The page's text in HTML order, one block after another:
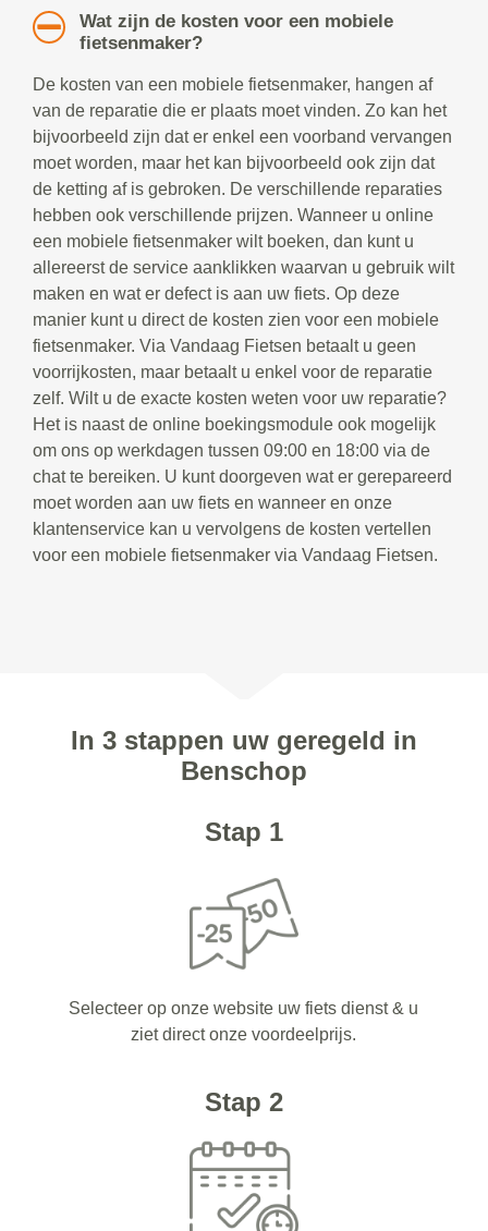
Wat zijn de kosten voor een mobiele
fietsenmaker?
De kosten van een mobiele fietsenmaker, hangen af
van de reparatie die er plaats moet vinden. Zo kan het
bijvoorbeeld zijn dat er enkel een voorband vervangen
moet worden, maar het kan bijvoorbeeld ook zijn dat
de ketting af is gebroken. De verschillende reparaties
hebben ook verschillende prijzen. Wanneer u online
een mobiele fietsenmaker wilt boeken, dan kunt u
allereerst de service aanklikken waarvan u gebruik wilt
maken en wat er defect is aan uw fiets. Op deze
manier kunt u direct de kosten zien voor een mobiele
fietsenmaker. Via Vandaag Fietsen betaalt u geen
voorrijkosten, maar betaalt u enkel voor de reparatie
zelf. Wilt u de exacte kosten weten voor uw reparatie?
Het is naast de online boekingsmodule ook mogelijk
om ons op werkdagen tussen 09:00 en 18:00 via de
chat te bereiken. U kunt doorgeven wat er gerepareerd
moet worden aan uw fiets en wanneer en onze
klantenservice kan u vervolgens de kosten vertellen
voor een mobiele fietsenmaker via Vandaag Fietsen.
In 3 stappen uw geregeld in
Benschop
Stap 1
Selecteer op onze website uw fiets dienst & u
ziet direct onze voordeelprijs.
Stap 2